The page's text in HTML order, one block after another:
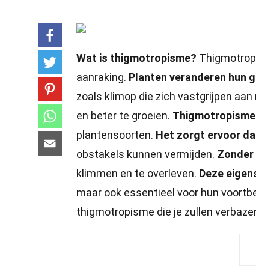
Wat is thigmotropisme?
aanraking. Planten veranderen hun
zoals klimop die zich vastgrijpen aan
en beter te groeien.
plantensoorten. Het zorgt ervoor
obstakels kunnen vermijden.
klimmen en te overleven. Deze
maar ook essentieel voor hun
thigmotropisme die je zullen